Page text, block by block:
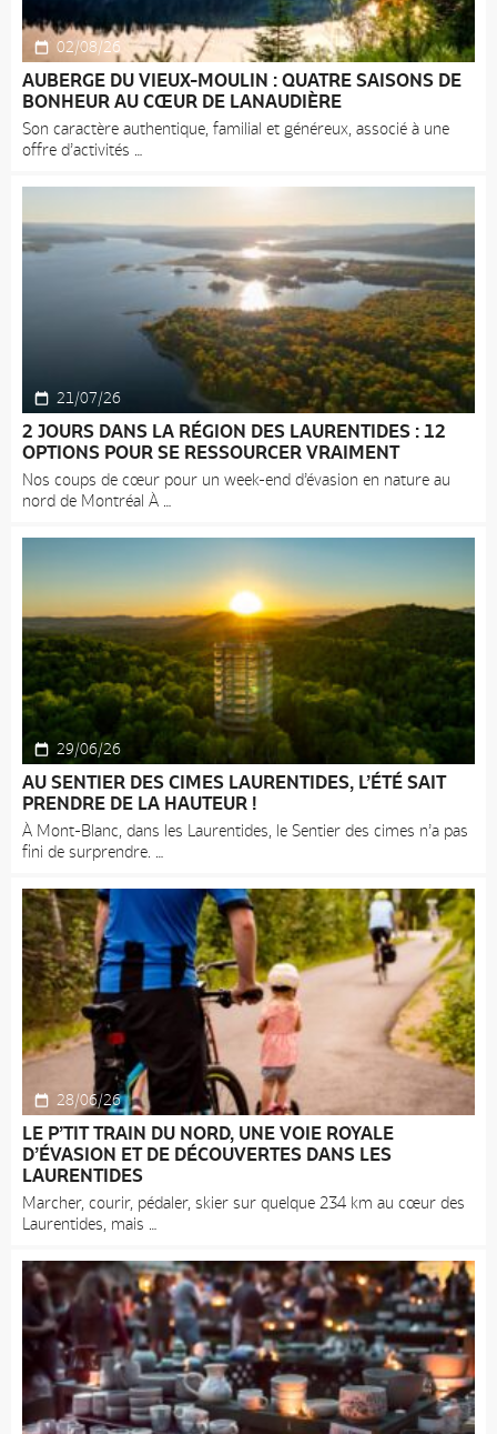
02/08/26
AUBERGE DU VIEUX-MOULIN : QUATRE SAISONS DE
BONHEUR AU CŒUR DE LANAUDIÈRE
Son caractère authentique, familial et généreux, associé à une
offre d’activités
21/07/26
2 JOURS DANS LA RÉGION DES LAURENTIDES : 12
OPTIONS POUR SE RESSOURCER VRAIMENT
Nos coups de cœur pour un week-end d’évasion en nature au
nord de Montréal À
29/06/26
AU SENTIER DES CIMES LAURENTIDES, L’ÉTÉ SAIT
PRENDRE DE LA HAUTEUR !
À Mont-Blanc, dans les Laurentides, le Sentier des cimes n’a pas
fini de surprendre.
28/06/26
LE P’TIT TRAIN DU NORD, UNE VOIE ROYALE
D’ÉVASION ET DE DÉCOUVERTES DANS LES
LAURENTIDES
Marcher, courir, pédaler, skier sur quelque 234 km au cœur des
Laurentides, mais